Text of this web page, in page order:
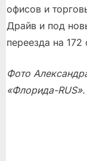
офисов и
Драйв и под
переезда на 172
Фото
«Флорида-RUS».